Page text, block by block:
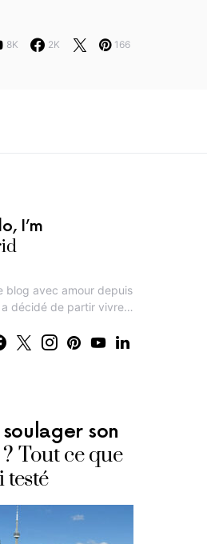
8K 2K 166
I’m
blog avec amour depuis
décidé de partir vivre…
son
Tout ce que
testé